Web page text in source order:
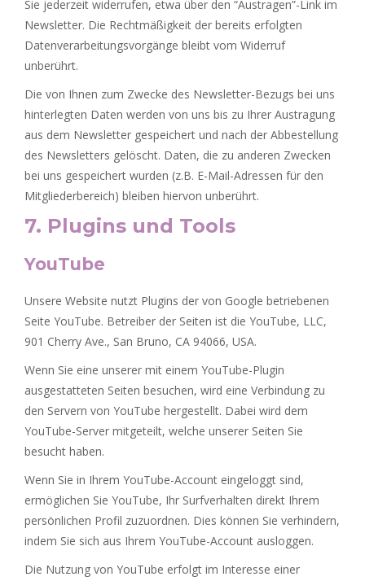
Sie jederzeit widerrufen, etwa über den “Austragen”-Link im
Newsletter. Die Rechtmäßigkeit der bereits erfolgten
Datenverarbeitungsvorgänge bleibt vom Widerruf
unberührt.
Die von Ihnen zum Zwecke des Newsletter-Bezugs bei uns
hinterlegten Daten werden von uns bis zu Ihrer Austragung
aus dem Newsletter gespeichert und nach der Abbestellung
des Newsletters gelöscht. Daten, die zu anderen Zwecken
bei uns gespeichert wurden (z.B. E-Mail-Adressen für den
Mitgliederbereich) bleiben hiervon unberührt.
7. Plugins und Tools
YouTube
Unsere Website nutzt Plugins der von Google betriebenen
Seite YouTube. Betreiber der Seiten ist die YouTube, LLC,
901 Cherry Ave., San Bruno, CA 94066, USA.
Wenn Sie eine unserer mit einem YouTube-Plugin
ausgestatteten Seiten besuchen, wird eine Verbindung zu
den Servern von YouTube hergestellt. Dabei wird dem
YouTube-Server mitgeteilt, welche unserer Seiten Sie
besucht haben.
Wenn Sie in Ihrem YouTube-Account eingeloggt sind,
ermöglichen Sie YouTube, Ihr Surfverhalten direkt Ihrem
persönlichen Profil zuzuordnen. Dies können Sie verhindern,
indem Sie sich aus Ihrem YouTube-Account ausloggen.
Die Nutzung von YouTube erfolgt im Interesse einer